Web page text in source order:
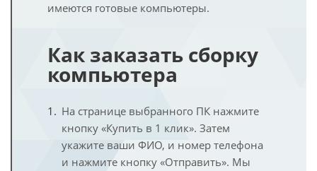
имеются готовые компьютеры.
Как заказать сборку
компьютера
На странице выбранного ПК нажмите
кнопку «Купить в 1 клик». Затем
укажите ваши ФИО, и номер телефона
и нажмите кнопку «Отправить». Мы